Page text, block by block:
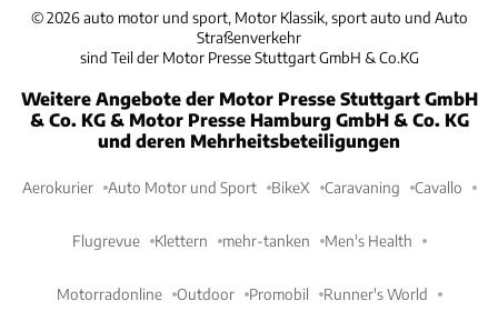
©2026 auto motor und sport, Motor Klassik, sport auto und Auto
Straßenverkehr
sind Teil der Motor Presse Stuttgart GmbH & Co.KG
Weitere Angebote der Motor Presse Stuttgart GmbH
& Co. KG & Motor Presse Hamburg GmbH & Co. KG
und deren Mehrheitsbeteiligungen
Aerokurier Auto Motor und Sport BikeX Caravaning Cavallo
Flugrevue Klettern mehr-tanken Men's Health
Motorradonline Outdoor Promobil Runner's World